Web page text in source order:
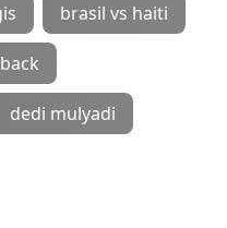
brasil vs haiti
dedi mulyadi